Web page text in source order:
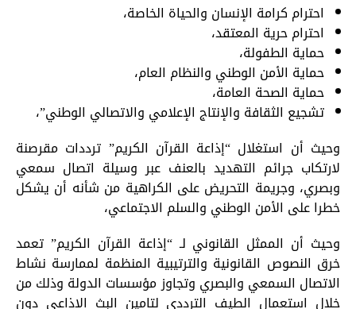
احترام كرامة الإنسان والحياة الخاصة،
احترام حرية المعتقد،
حماية الطفولة،
حماية الأمن الوطني والنظام العام،
حماية الصحة العامة،
تشجيع الثقافة والإنتاج الإعلامي والاتصالي الوطني”،
وحيث أن استغلال “إذاعة القرآن الكريم” ترددات مقرصنة
لارتكاب جرائم التهديد بالعنف عبر وسيلة اتصال سمعي
وبصري، وجريمة التحريض على الكراهية من شأنه أن يشكل
خطرا على الأمن الوطني والسلم الاجتماعي،
وحيث أن الممثل القانوني لـ “إذاعة القرآن الكريم” تعمد
خرق النصوص القانونية والترتيبية المنظمة لممارسة نشاط
الاتصال السمعي والبصري وتجاوز مؤسسات الدولة وذلك من
خلال استعمال الطيف الترددي لتامين البث الإذاعي دون